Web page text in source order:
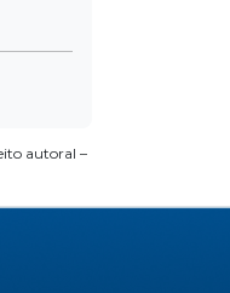
autoral –